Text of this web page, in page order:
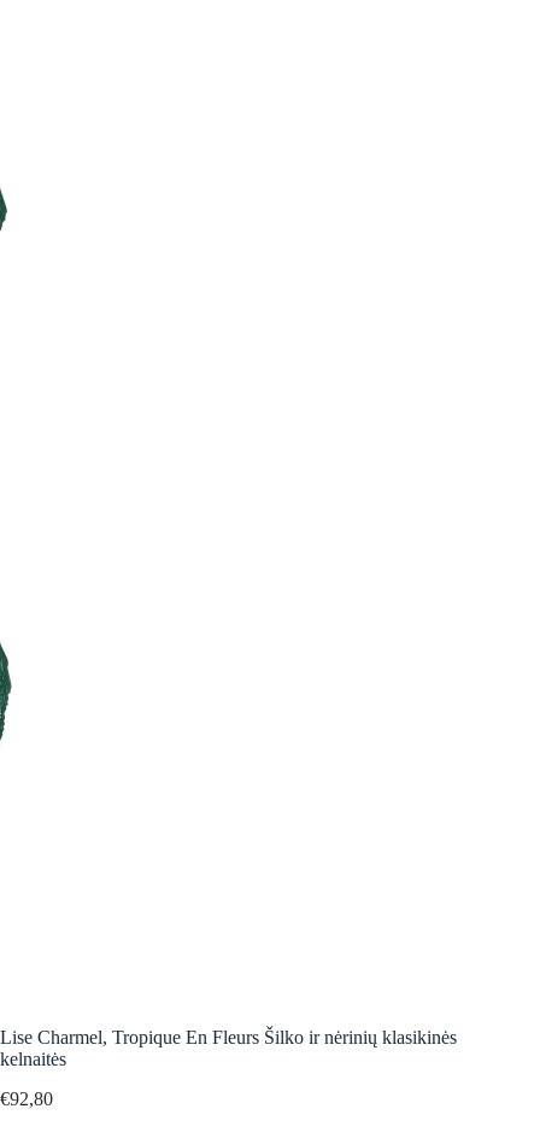
Lise Charmel, Tropique En Fleurs Šilko ir nėrinių klasikinės
kelnaitės
€92,80